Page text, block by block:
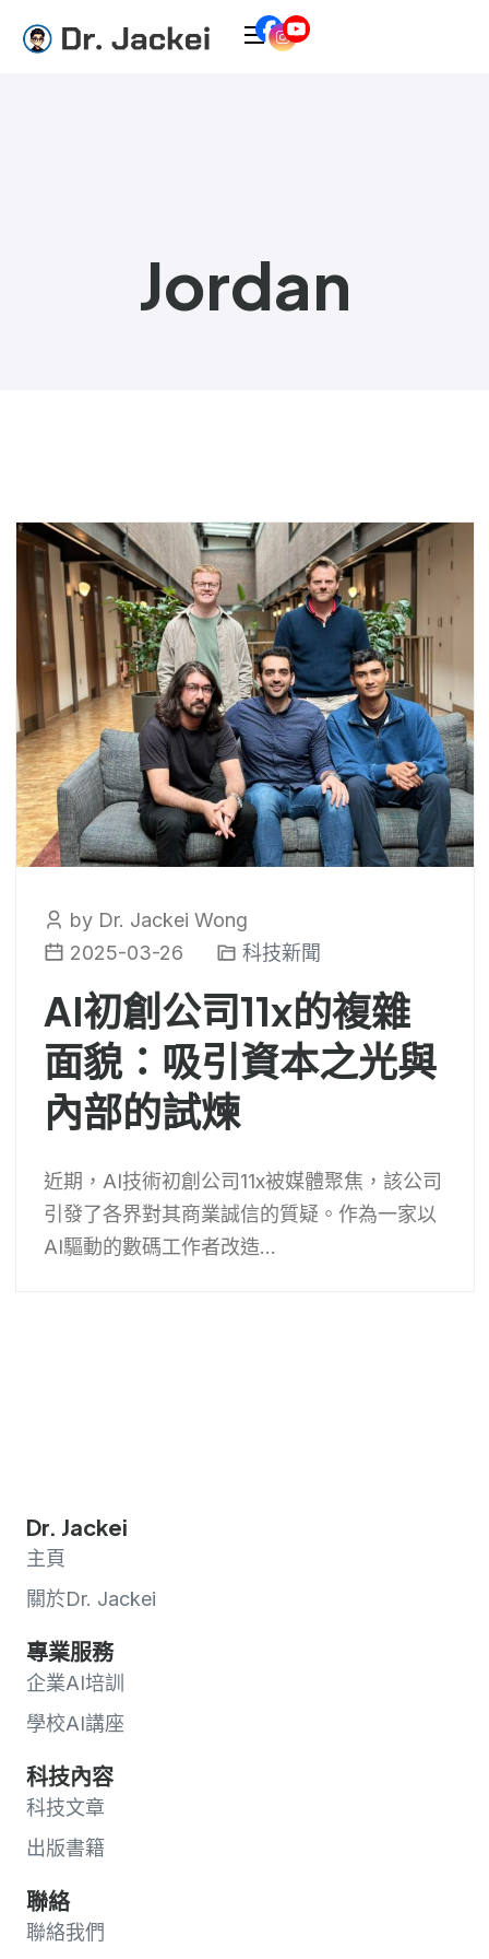
Jordan
by Dr. Jackei Wong
2025-03-26
科技新聞
AI初創公司11x的複雜
面貌：吸引資本之光與
內部的試煉
近期，AI技術初創公司11x被媒體聚焦，該公司
引發了各界對其商業誠信的質疑。作為一家以
AI驅動的數碼工作者改造...
Dr. Jackei
主頁
關於Dr. Jackei
專業服務
企業AI培訓
學校AI講座
科技內容
科技文章
出版書籍
聯絡
聯絡我們